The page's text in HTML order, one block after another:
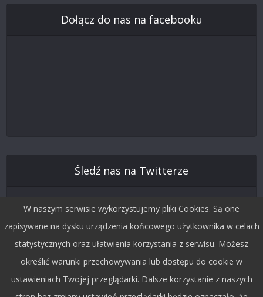
Dołącz do nas na facebooku
Śledź nas na Twitterze
W naszym serwisie wykorzystujemy pliki Cookies. Są one
zapisywane na dysku urządzenia końcowego użytkownika w celach
statystycznych oraz ułatwienia korzystania z serwisu. Możesz
określić warunki przechowywania lub dostępu do cookie w
ustawieniach Twojej przeglądarki. Dalsze korzystanie z naszych